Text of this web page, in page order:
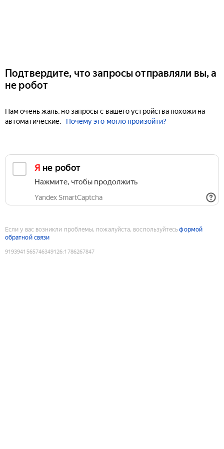
Подтвердите, что запросы отправляли вы, а
не робот
Нам очень жаль, но запросы с вашего устройства похожи на
автоматические.
Почему это могло произойти?
Я не робот
Нажмите, чтобы продолжить
Yandex SmartCaptcha
Если у вас возникли проблемы, пожалуйста, воспользуйтесьформой
обратной связи
9193941565746349126:1786267847